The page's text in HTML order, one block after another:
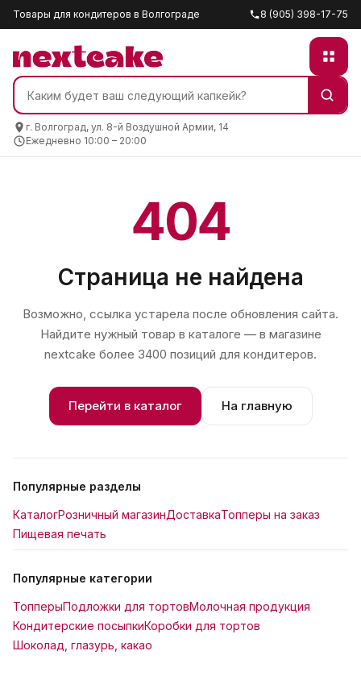
Товары для кондитеров в Волгограде 8 (905) 398-17-75
г. Волгоград, ул. 8-й Воздушной Армии, 14
Ежедневно 10:00 – 20:00
404
Страница не найдена
Возможно, ссылка устарела после обновления сайта.
Найдите нужный товар в каталоге — в магазине
nextcake более 3400 позиций для кондитеров.
Перейти в каталог На главную
Популярные разделы
КаталогРозничный магазинДоставкаТопперы на заказ
Пищевая печать
Популярные категории
ТопперыПодложки для тортовМолочная продукция
Кондитерские посыпкиКоробки для тортов
Шоколад, глазурь, какао